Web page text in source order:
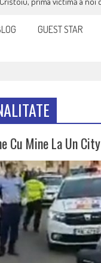
GUEST STAR
Cu Mine La Un